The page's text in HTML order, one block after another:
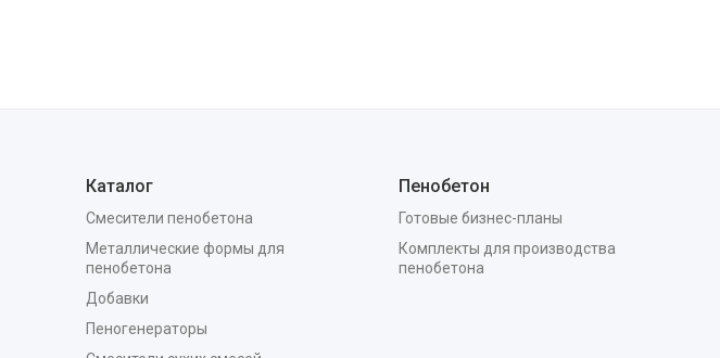
Каталог
Смесители пенобетона
Металлические формы для
пенобетона
Добавки
Пеногенераторы
Пенобетон
Готовые бизнес-планы
Комплекты для производства
пенобетона